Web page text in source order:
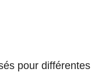
pour différentes